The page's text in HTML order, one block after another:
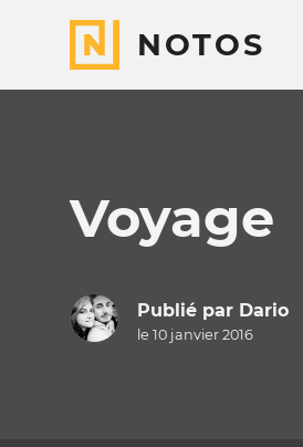
NOTOS
Voyage
Publié par Dario
le 10 janvier 2016